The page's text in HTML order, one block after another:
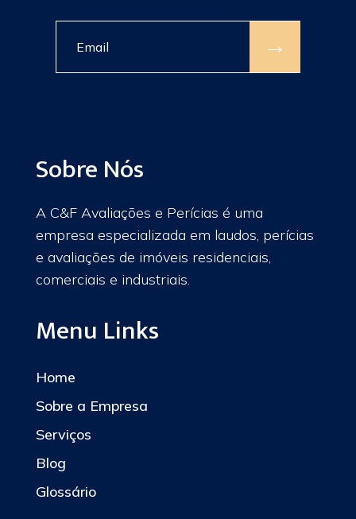
→
Sobre Nós
A C&F Avaliações e Perícias é uma
empresa especializada em laudos, perícias
e avaliações de imóveis residenciais,
comerciais e industriais.
Menu Links
Home
Sobre a Empresa
Serviços
Blog
Glossário